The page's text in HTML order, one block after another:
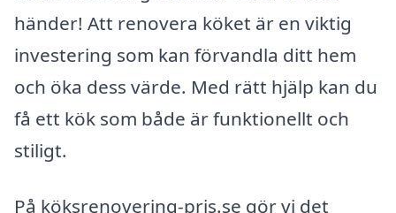
händer! Att renovera köket är en viktig
investering som kan förvandla ditt hem
och öka dess värde. Med rätt hjälp kan du
få ett kök som både är funktionellt och
stiligt.
På köksrenovering-pris.se gör vi det